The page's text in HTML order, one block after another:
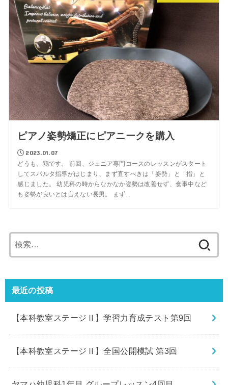
ピアノ姿勢矯正にピアニークを購入
2023.01.07
どうも、鶏です。 前回、ジュニア専門コースのレッスンがスタート
してスパルタ指導がはじまり、まず直すべきは「姿勢」と「指」と
感じました。 幼児科の時からなかなか姿勢は改善せず、食事中など
も姿勢が良いとは言えない長男。 まず...
索:
最近の投稿
【本科教室ステージⅡ】学習力育成テスト第9回
【本科教室ステージⅡ】全国公開模試 第3回